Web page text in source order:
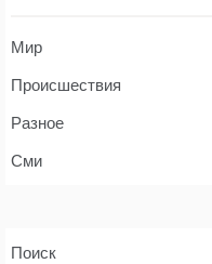
Мир
Происшествия
Разное
Сми
Поиск